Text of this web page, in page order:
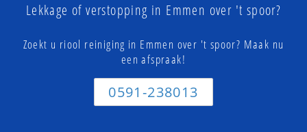
Lekkage of verstopping in Emmen over 't spoor?
Zoekt u riool reiniging in Emmen over 't spoor? Maak nu
een afspraak!
0591-238013